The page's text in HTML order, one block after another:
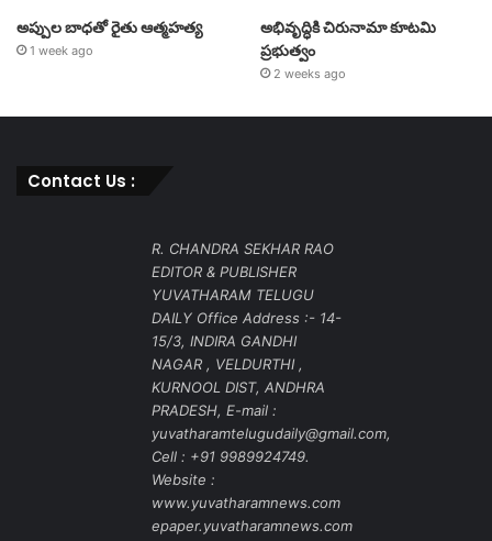
అప్పుల బాధతో రైతు ఆత్మహత్య
1 week ago
అభివృద్ధికి చిరునామా కూటమి
ప్రభుత్వం
2 weeks ago
Contact Us :
R. CHANDRA SEKHAR RAO
EDITOR & PUBLISHER
YUVATHARAM TELUGU
DAILY Office Address :- 14-
15/3, INDIRA GANDHI
NAGAR , VELDURTHI ,
KURNOOL DIST, ANDHRA
PRADESH, E-mail :
yuvatharamtelugudaily@gmail.com,
Cell : +91 9989924749.
Website :
www.yuvatharamnews.com
epaper.yuvatharamnews.com